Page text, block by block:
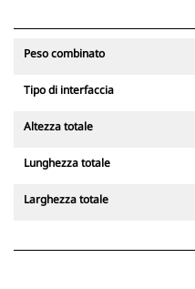
Peso combinato
Tipo di interfaccia
Altezza totale
Lunghezza totale
Larghezza totale